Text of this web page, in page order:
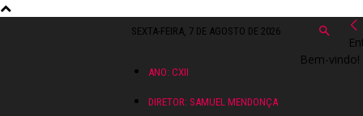
SEXTA-FEIRA, 7 DE AGOSTO DE 2026
ANO: CXII
DIRETOR: SAMUEL MENDONÇA
Bem-